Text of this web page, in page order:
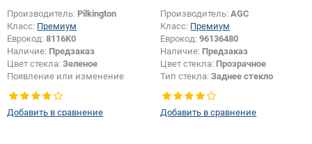
Производитель: Pilkington
Класс: Премиум
Еврокод: 8116K0
Наличие: Предзаказ
Цвет стекла: Зеленое
Появление или изменение
Добавить в сравнение
Производитель:AGC
Класс: Премиум
Еврокод:96136480
Наличие: Предзаказ
Цвет стекла: Прозрачное
Тип стекла:Заднее стекло
Добавить в сравнение